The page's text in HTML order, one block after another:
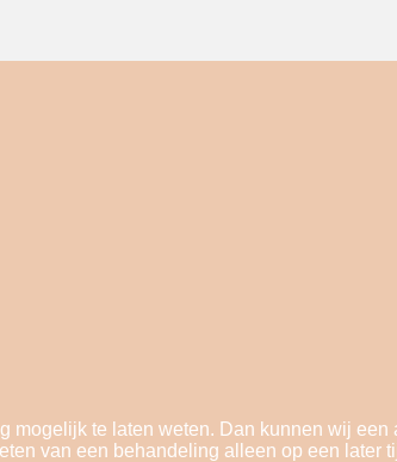
mogelijk te laten weten. Dan kunnen wij een
van een behandeling alleen op een later